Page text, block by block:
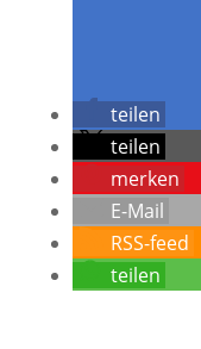
teilen
teilen
merken
E-Mail
RSS-feed
teilen